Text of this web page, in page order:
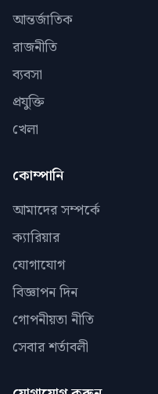
আন্তর্জাতিক
রাজনীতি
ব্যবসা
প্রযুক্তি
খেলা
কোম্পানি
আমাদের সম্পর্কে
ক্যারিয়ার
যোগাযোগ
বিজ্ঞাপন দিন
গোপনীয়তা নীতি
সেবার শর্তাবলী